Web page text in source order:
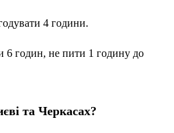
4 години.
6 годин, не пити 1 годину до
та Черкасах?